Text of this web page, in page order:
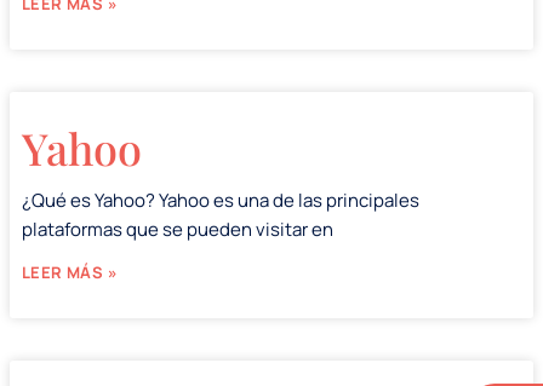
Yahoo
¿Qué es Yahoo? Yahoo es una de las principales
plataformas que se pueden visitar en
LEER MÁS »